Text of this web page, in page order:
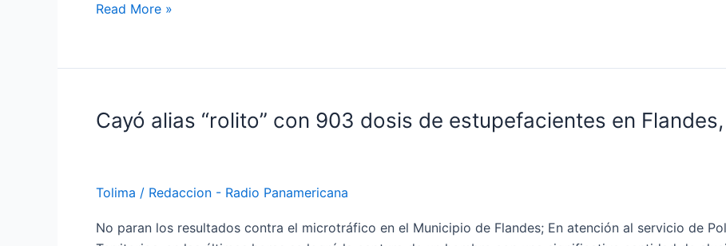
MICROTRÁFICO
Read More »
Cayó alias “rolito” con 903 dosis de estupefacientes en
Tolima / Redaccion - Radio Panamericana
No paran los resultados contra el microtráfico en el Municipio de Flandes; En atención al servicio de
Cayó
903
dosis
de